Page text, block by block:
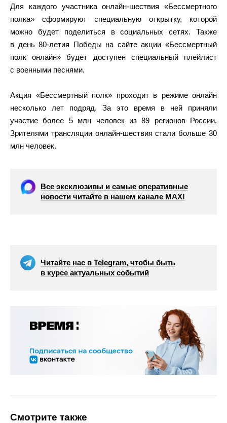
Для каждого участника онлайн-шествия «Бессмертного
полка» сформируют специальную открытку, которой
можно будет поделиться в социальных сетях. Также
в день 80-летия Победы на сайте акции «Бессмертный
полк онлайн» будет доступен специальный плейлист
с военными песнями.
Акция «Бессмертный полк» проходит в режиме онлайн
несколько лет подряд. За это время в ней приняли
участие более 5 млн человек из 89 регионов России.
Зрителями трансляции онлайн-шествия стали больше 30
млн человек.
Все эксклюзивы и самые оперативные
новости читайте в нашем канале МАХ!
Читайте нас в Telegram, чтобы быть
в курсе актуальных событий
Смотрите также